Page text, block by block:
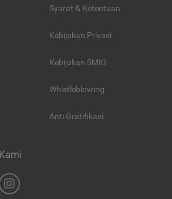
Syarat & Ketentuan
Kebijakan Privasi
Kebijakan SMKI
Whistleblowing
Anti Gratifikasi